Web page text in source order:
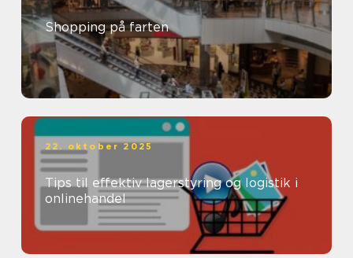
Shopping på farten
22. oktober 2025
Tips til effektiv lagerstyring og logistik i
onlinehandel